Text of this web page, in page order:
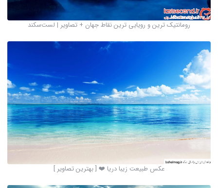
رومانتیک ترین و رویایی ترین نقاط جهان + تصاویر | لست‌سکند
عکس طبیعت زیبا دریا ❤️ [ بهترین تصاویر ]